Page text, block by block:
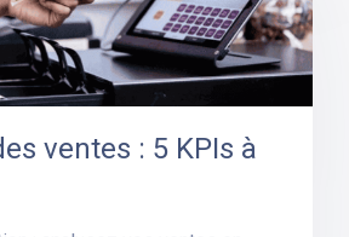
ventes : 5 KPIs à